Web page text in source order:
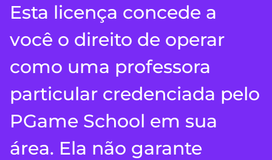
Esta licença concede a
você o direito de operar
como uma professora
particular credenciada pelo
PGame School em sua
área. Ela não garante